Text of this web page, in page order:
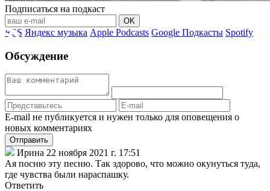
Подписаться на подкаст
OK
RSS Яндекс музыка Apple Podcasts Google Подкасты Spotify
Обсуждение
E-mail не публикуется и нужен только для оповещения о
новых комментариях
Отправить
Ирина 22 ноября 2021 г. 17:51
Ая посню эту песню. Так здорово, что можно окунуться туда,
где чувства были нараспашку.
Ответить